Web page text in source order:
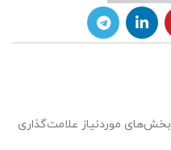
بخش‌های موردنیاز علامت‌گذاری